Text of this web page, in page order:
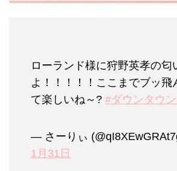
ローランド様に狩野英孝の匂
よ！！！！！ここまでブッ飛
て楽しいね～? #ダウンタウ
— さーりぃ
1月31日